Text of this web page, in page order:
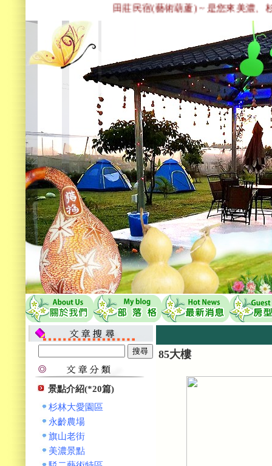
田莊民宿(藝術葫蘆) ~ 是您來美濃、
景點介紹(*20篇)
杉林大愛園區
永齡農場
旗山老街
美濃景點
85大樓